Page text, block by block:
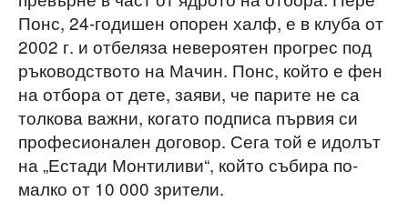
Понс, 24-годишен опорен халф, е в клуба от
2002 г. и отбеляза невероятен прогрес под
ръководството на Мачин. Понс, който е фен
на отбора от дете, заяви, че парите не са
толкова важни, когато подписа първия си
професионален договор. Сега той е идолът
на „Естади Монтиливи“, който събира по-
малко от 10 000 зрители.